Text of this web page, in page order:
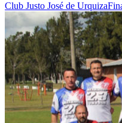
Club Justo José de Urquiza